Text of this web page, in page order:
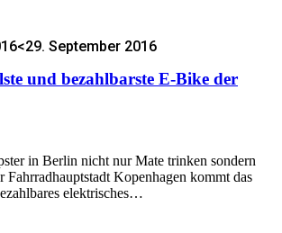
<29. September 2016
und bezahlbarste E-Bike der
in Berlin nicht nur Mate trinken sondern
Fahrradhauptstadt Kopenhagen kommt das
elektrisches…